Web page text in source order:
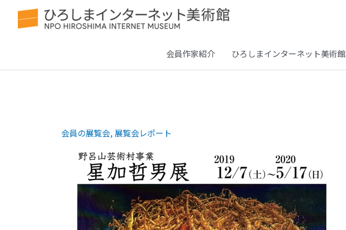
会員作家紹介 ひろしまインターネット美術館
会員の展覧会, 展覧会レポート